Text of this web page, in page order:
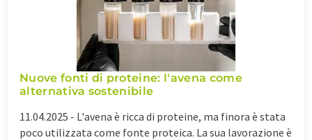
Nuove fonti di proteine: l'avena come
alternativa sostenibile
11.04.2025 - L'avena è ricca di proteine, ma finora è stata
poco utilizzata come fonte proteica. La sua lavorazione è